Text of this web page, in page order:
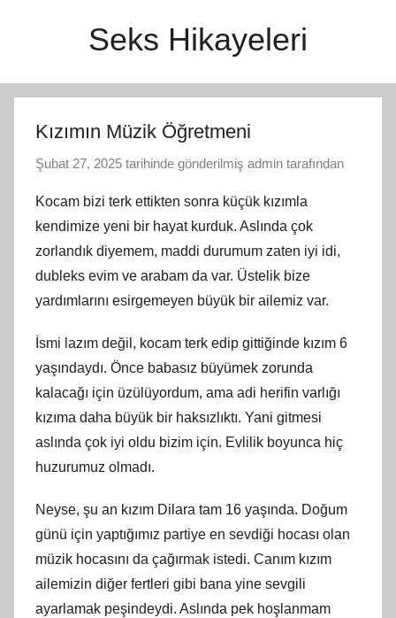
Seks Hikayeleri
Kızımın Müzik Öğretmeni
Şubat 27, 2025 tarihinde gönderilmiş admin tarafından
Kocam bizi terk ettikten sonra küçük kızımla
kendimize yeni bir hayat kurduk. Aslında çok
zorlandık diyemem, maddi durumum zaten iyi idi,
dubleks evim ve arabam da var. Üstelik bize
yardımlarını esirgemeyen büyük bir ailemiz var.
İsmi lazım değil, kocam terk edip gittiğinde kızım 6
yaşındaydı. Önce babasız büyümek zorunda
kalacağı için üzülüyordum, ama adi herifin varlığı
kızıma daha büyük bir haksızlıktı. Yani gitmesi
aslında çok iyi oldu bizim için. Evlilik boyunca hiç
huzurumuz olmadı.
Neyse, şu an kızım Dilara tam 16 yaşında. Doğum
günü için yaptığımız partiye en sevdiği hocası olan
müzik hocasını da çağırmak istedi. Canım kızım
ailemizin diğer fertleri gibi bana yine sevgili
ayarlamak peşindeydi. Aslında pek hoşlanmam